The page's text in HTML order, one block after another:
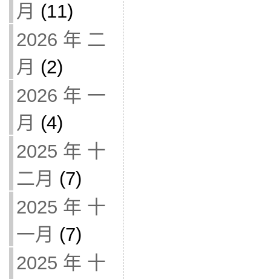
月 (11)
2026 年 二
月 (2)
2026 年 一
月 (4)
2025 年 十
二月 (7)
2025 年 十
一月 (7)
2025 年 十